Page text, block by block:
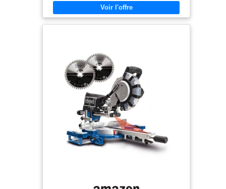
deux côtés. La fonction de glissement intégrée vous
permet de couper des pièces particulièrement larges.
Des supports de pièce sur deux côtés, un dispositif de
plateau rotatif de haute qualité de la scie à traîner, à
tronçonner et à onglet est doté d'un dispositif de
réglage précis de l'angle pour les coupes angulaires,
qui peut être verrouillé d'une seule main dans
différentes positions. L'insert de table est équipé d'une
échelle pratique permettant de lire la largeur de la
pièce. Un laser intégré alimenté par secteur marque la
ligne de découpe, ce qui permet de positionner la
pièce rapidement et avec précision.